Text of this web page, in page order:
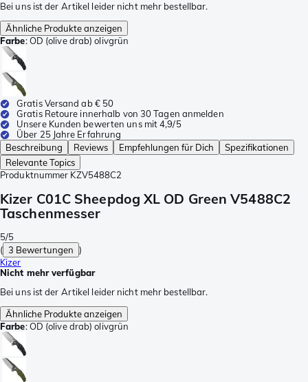
Bei uns ist der Artikel leider nicht mehr bestellbar.
Ähnliche Produkte anzeigen
Farbe:OD (olive drab) olivgrün
Gratis Versand ab € 50
Gratis Retoure innerhalb von 30 Tagen anmelden
Unsere Kunden bewerten uns mit 4,9/5
Über 25 Jahre Erfahrung
Beschreibung
Reviews Empfehlungen für Dich
Spezifikationen
Relevante Topics
Produktnummer KZV5488C2
Kizer C01C Sheepdog XL OD Green V5488C2
Taschenmesser
5/5
( 3 Bewertungen )
Kizer
Nicht mehr verfügbar
Bei uns ist der Artikel leider nicht mehr bestellbar.
Ähnliche Produkte anzeigen
Farbe:OD (olive drab) olivgrün